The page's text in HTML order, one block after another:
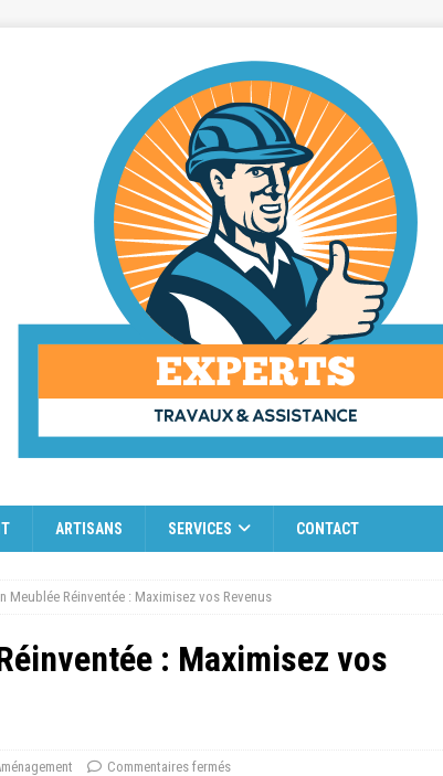
ARTISANS SERVICES CONTACT
Meublée Réinventée : Maximisez vos Revenus
: Maximisez vos
Commentaires fermés